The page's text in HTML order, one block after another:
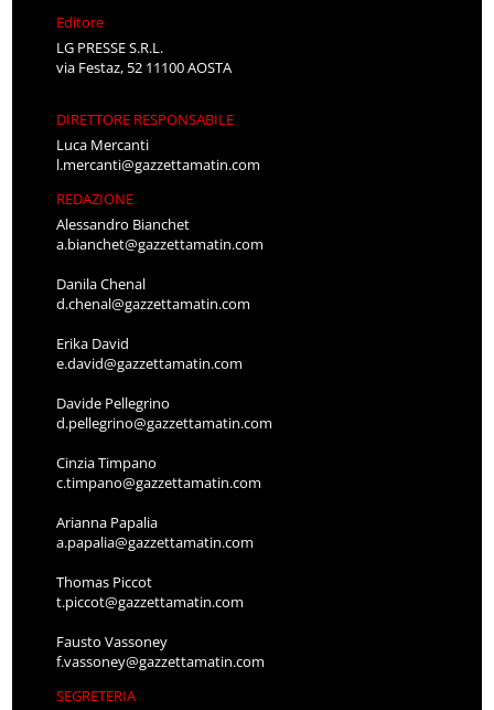
Editore
LG PRESSE S.R.L.
via Festaz, 52 11100 AOSTA
DIRETTORE RESPONSABILE
Luca Mercanti
l.mercanti@gazzettamatin.com
REDAZIONE
Alessandro Bianchet
a.bianchet@gazzettamatin.com
Danila Chenal
d.chenal@gazzettamatin.com
Erika David
e.david@gazzettamatin.com
Davide Pellegrino
d.pellegrino@gazzettamatin.com
Cinzia Timpano
c.timpano@gazzettamatin.com
Arianna Papalia
a.papalia@gazzettamatin.com
Thomas Piccot
t.piccot@gazzettamatin.com
Fausto Vassoney
f.vassoney@gazzettamatin.com
SEGRETERIA